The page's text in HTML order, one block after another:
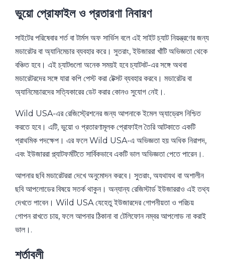
ভুয়ো প্রোফাইল ও প্রতারণা নিবারণ
সাইটের পরিষেবার শর্ত বা টার্মস অফ সার্ভিস বলে এই সাইট চ্যাট নিয়ন্ত্রণের জন্য
মডারেটর বা অ্যানিমেচার ব্যবহার করে। সুতরাং, ইউজাররা খাঁটি অভিজ্ঞতা থেকে
বঞ্চিত হবে। এই চ্যাটগুলো অনেক সময়ই হবে চ্যাটবট-এর সঙ্গে অথবা
মডারেটরদের সঙ্গে যারা কপি পেস্ট করা টেক্সট ব্যবহার করবে। মডারেটর বা
অ্যানিমেচারদের সত্যিকারের ডেট করার কোনও সুযোগ নেই।.
Wild USA-এর রেজিস্ট্রেশনের জন্য আপনাকে ইমেল অ্যাড্রেস নিশ্চিত
করতে হবে। এটি, ভুয়ো ও প্রতারণামূলক প্রোফাইল তৈরি আটকাতে একটি
প্রাথমিক পদক্ষেপ। এর ফলে Wild USA-এ অভিজ্ঞতা হয় অধিক নিরাপদ,
এবং ইউজাররা প্ল্যাটফর্মটিতে সার্বিকভাবে একটি ভাল অভিজ্ঞতা পেতে পারেন।.
আপনার ছবি মডারেটররা দেখে অনুমোদন করবে। সুতরাং, অযথাযথ বা অশালীন
ছবি আপলোডের বিষয়ে সতর্ক থাকুন। অন্যান্য রেজিস্টার্ড ইউজাররাও এই তথ্য
দেখতে পাবেন। Wild USA যেহেতু ইউজারদের গোপনীয়তা ও পরিচয়
গোপন রাখতে চায়, ফলে আপনার ঠিকানা বা টেলিফোন নম্বর আপলোড না করাই
ভাল।.
শর্তাবলী